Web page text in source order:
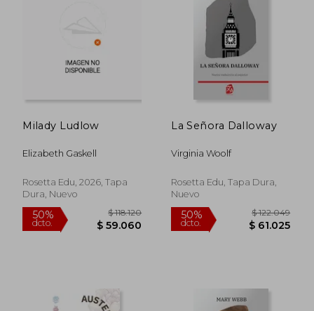
10%
dcto.
50%
Milady Ludlow
Elizabeth Gaskell
Rosetta Edu, 2026, Tapa
Dura, Nuevo
La Señora Dalloway
Virginia Woolf
Rosetta Edu, Tapa Dura,
Nuevo